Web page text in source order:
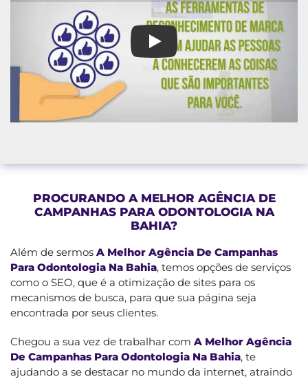
A Melhor Agência De
PROCURANDO A MELHOR AGÊNCIA DE
CAMPANHAS PARA ODONTOLOGIA NA
BAHIA?
Além de sermos A Melhor Agência De Campanhas
Para Odontologia Na Bahia, temos opções de serviços
como o SEO, que é a otimização de sites para os
mecanismos de busca, para que sua página seja
encontrada por seus clientes.
Chegou a sua vez de trabalhar com A Melhor Agência
De Campanhas Para Odontologia Na Bahia, te
ajudando a se destacar no mundo da internet, atraindo